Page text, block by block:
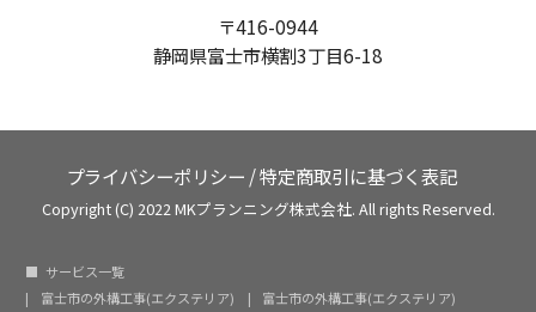
〒416-0944
静岡県富士市横割3丁目6-18
プライバシーポリシー /特定商取引に基づく表記
Copyright (C) 2022 MKプランニング株式会社. All rights Reserved.
サービス一覧
富士市の外構工事(エクステリア)
富士市の外構工事(エクステリア)